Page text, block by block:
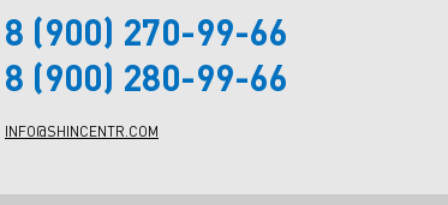
8 (900) 270-99-66
8 (900) 280-99-66
INFO@SHINCENTR.COM